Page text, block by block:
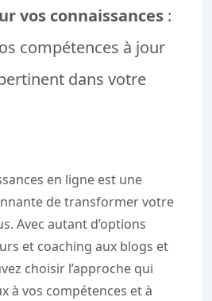
vos connaissances :
compétences à jour
dans votre
en ligne est une
de transformer votre
Avec autant d’options
et coaching aux blogs et
choisir l’approche qui
à vos compétences et à